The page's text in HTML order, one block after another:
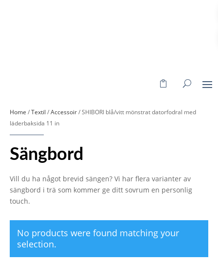
Home /Textil /Accessoir/ SHIBORI blå/vitt mönstrat datorfodral med
läderbaksida 11 in
Sängbord
Vill du ha något brevid sängen? Vi har flera varianter av
sängbord i trä som kommer ge ditt sovrum en personlig
touch.
No products were found matching your
selection.